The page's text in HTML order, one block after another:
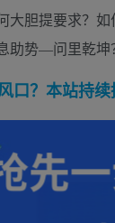
大胆提要求？
助势—问里乾坤
口？本站持